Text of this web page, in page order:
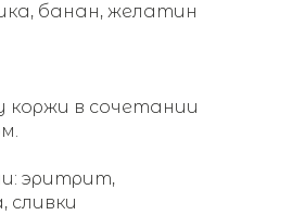
банан, желатин
коржи в сочетании
эритрит,
сливки